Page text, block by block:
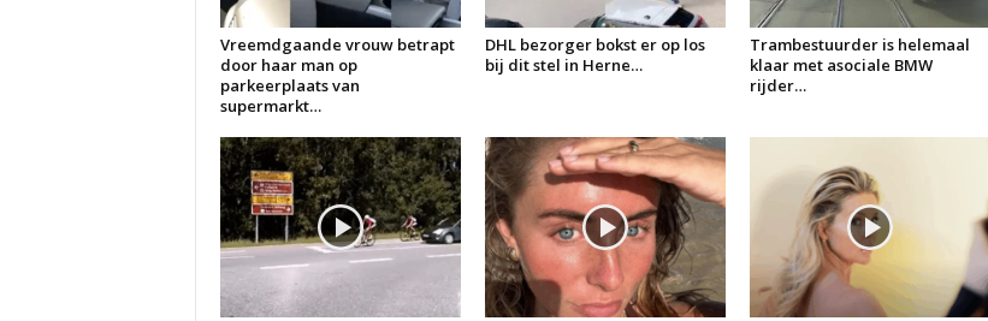
Vreemdgaande vrouw betrapt
door haar man op
parkeerplaats van
supermarkt…
DHL bezorger bokst er op los
bij dit stel in Herne…
Trambestuurder is helemaal
klaar met asociale BMW
rijder…